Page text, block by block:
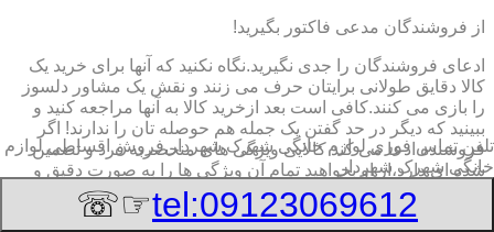
از فروشندگان مدعی فاکتور بگیرید!
ادعای فروشندگان را جدی نگیرید.نگاه نکنید که آنها برای خرید یک
کالا دقایق طولانی برایتان حرف می زنند و نقش یک مشاور دلسوز
را بازی می کنند.کافی است بعد ازخرید کالا به آنها مراجعه کنید و
ببینید که دیگر در حد گفتن یک جمله هم حوصله تان را ندارند! اگر
فروشنده ادعا می کند کالایی ویژگی های منحصربه فرد و تضمین
شده ای دارد،از او بخواهید تمام آن ویژگی ها را به صورت دقیق و
شفاف در فاکتور خریدتان بنویسد و مهر و امضا کند.این کار به شما
کمک می کند تا اگر برای کار کردن با آن وسیله دچار مشکل شدید به
تلفن تماس فوری لوازم خانگی شهرک شهردار,فروش اقساطی لوازم
خانگی شهرک شهردار
tel:09123069612
☞☏